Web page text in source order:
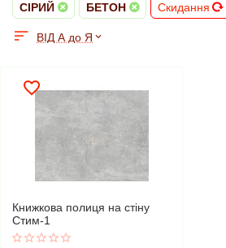
СІРИЙ БЕТОН Скидання
ВІД А до Я
Книжкова полиця на стіну
Стим-1